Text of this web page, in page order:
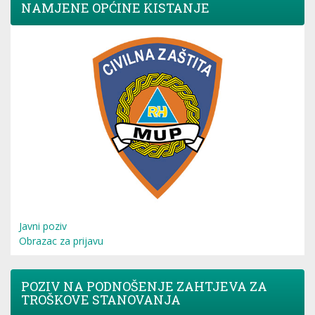
NAMJENE OPĆINE KISTANJE
Javni poziv
Obrazac za prijavu
POZIV NA PODNOŠENJE ZAHTJEVA ZA
TROŠKOVE STANOVANJA